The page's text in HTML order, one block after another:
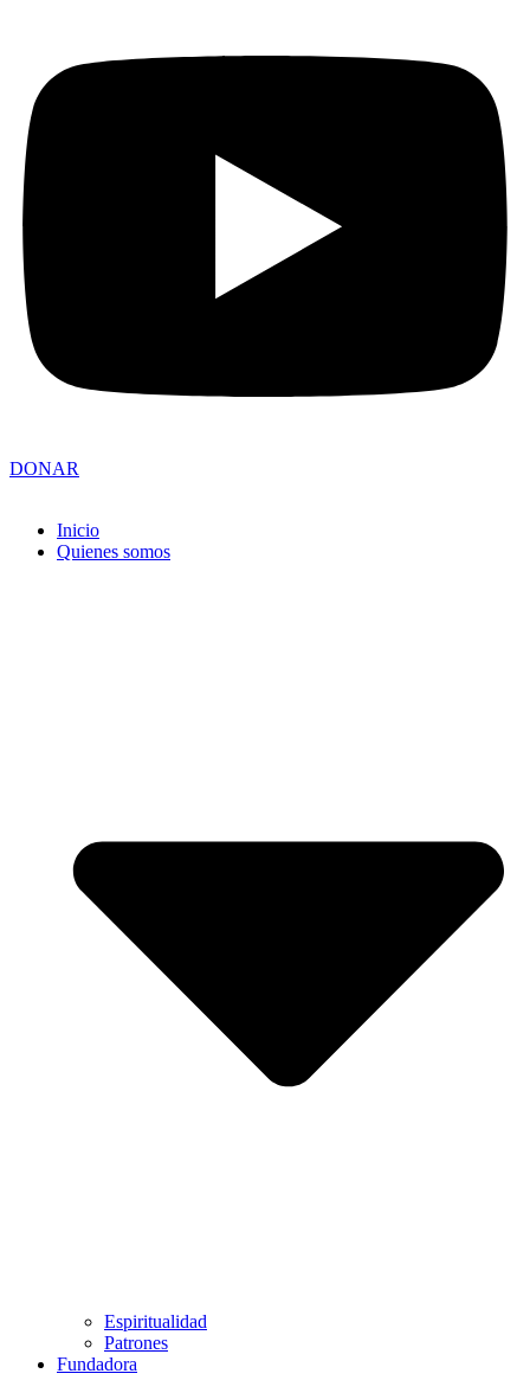
DONAR
Inicio
Quienes somos
Espiritualidad
Patrones
Fundadora